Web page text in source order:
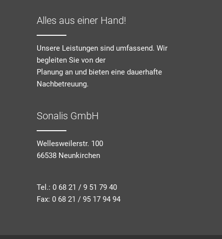
Alles aus einer Hand!
Unsere Leistungen sind umfassend. Wir
begleiten Sie von der
Planung an und bieten eine dauerhafte
Nachbetreuung.
Sonalis GmbH
Wellesweilerstr. 100
66538 Neunkirchen
Tel.: 0 68 21 / 9 51 79 40
Fax: 0 68 21 / 95 17 94 94